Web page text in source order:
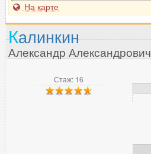
На карте
Стаж: 16
Калинкин
Александр Александрович